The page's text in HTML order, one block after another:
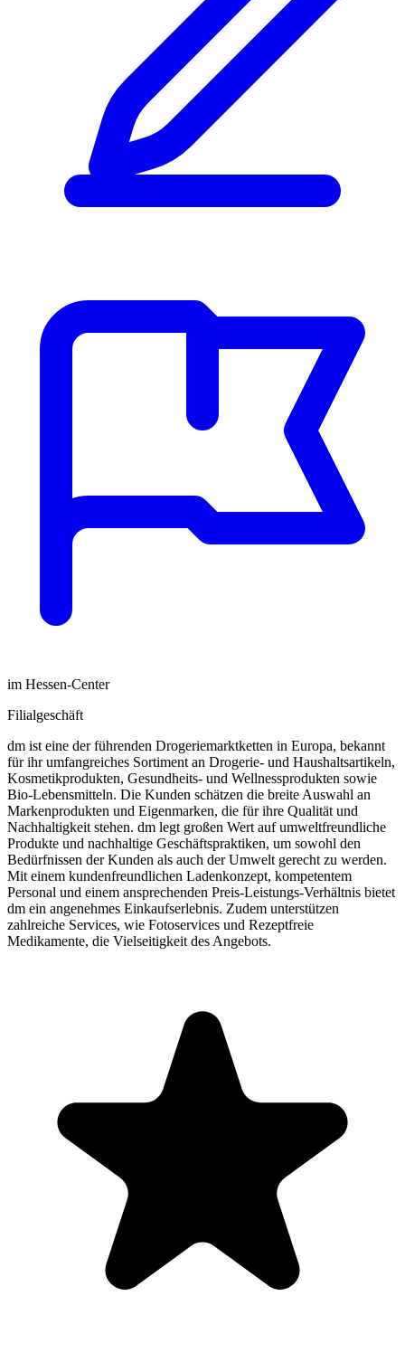
im Hessen-Center
Filialgeschäft
dm ist eine der führenden Drogeriemarktketten in Europa, bekannt
für ihr umfangreiches Sortiment an Drogerie- und Haushaltsartikeln,
Kosmetikprodukten, Gesundheits- und Wellnessprodukten sowie
Bio-Lebensmitteln. Die Kunden schätzen die breite Auswahl an
Markenprodukten und Eigenmarken, die für ihre Qualität und
Nachhaltigkeit stehen. dm legt großen Wert auf umweltfreundliche
Produkte und nachhaltige Geschäftspraktiken, um sowohl den
Bedürfnissen der Kunden als auch der Umwelt gerecht zu werden.
Mit einem kundenfreundlichen Ladenkonzept, kompetentem
Personal und einem ansprechenden Preis-Leistungs-Verhältnis bietet
dm ein angenehmes Einkaufserlebnis. Zudem unterstützen
zahlreiche Services, wie Fotoservices und Rezeptfreie
Medikamente, die Vielseitigkeit des Angebots.